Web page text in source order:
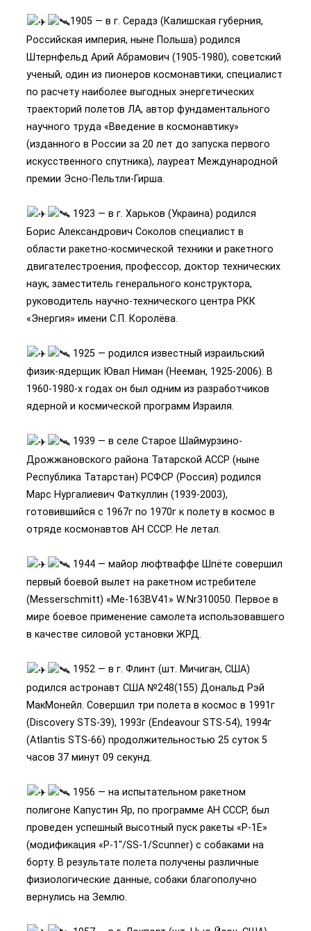
1905 — в г. Серадз (Калишская губерния,
Российская империя, ныне Польша) родился
Штернфельд Арий Абрамович (1905-1980), советский
ученый, один из пионеров космонавтики, специалист
по расчету наиболее выгодных энергетических
траекторий полетов ЛА, автор фундаментального
научного труда «Введение в космонавтику»
(изданного в России за 20 лет до запуска первого
искусственного спутника), лауреат Международной
премии Эсно-Пельтли-Гирша.
1923 — в г. Харьков (Украина) родился
Борис Александрович Соколов специалист в
области ракетно-космической техники и ракетного
двигателестроения, профессор, доктор технических
наук, заместитель генерального конструктора,
руководитель научно-технического центра РКК
«Энергия» имени С.П. Королёва.
1925 — родился известный израильский
физик-ядерщик Ювал Ниман (Нееман, 1925-2006). В
1960-1980-х годах он был одним из разработчиков
ядерной и космической программ Израиля.
1939 — в селе Старое Шаймурзино-
Дрожжановского района Татарской АССР (ныне
Республика Татарстан) РСФСР (Россия) родился
Марс Нургалиевич Фаткуллин (1939-2003),
готовившийся с 1967г по 1970г к полету в космос в
отряде космонавтов АН СССР. Не летал.
1944 — майор люфтваффе Шпёте совершил
первый боевой вылет на ракетном истребителе
(Messerschmitt) «Ме-163BV41» W.Nr310050. Первое в
мире боевое применение самолета использовавшего
в качестве силовой установки ЖРД.
1952 — в г. Флинт (шт. Мичиган, США)
родился астронавт США №248(155) Дональд Рэй
МакМонейл. Совершил три полета в космос в 1991г
(Discovery STS-39), 1993г (Endeavour STS-54), 1994г
(Atlantis STS-66) продолжительностью 25 суток 5
часов 37 минут 09 секунд.
1956 — на испытательном ракетном
полигоне Капустин Яр, по программе АН СССР, был
проведен успешный высотный пуск ракеты «Р-1Е»
(модификация «Р-1″/SS-1/Scunner) с собаками на
борту. В результате полета получены различные
физиологические данные, собаки благополучно
вернулись на Землю.